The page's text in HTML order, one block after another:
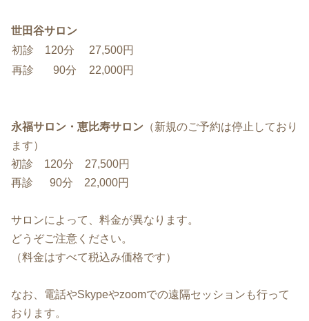
世田谷サロン
初診 120分
27,500円
再診 90分
22,000円
永福サロン・恵比寿サロン （新規のご予約は停止しており
ます）
初診 120分 27,500円
再診 90分 22,000円
サロンによって、料金が異なります。
どうぞご注意ください。
（料金はすべて税込み価格です）
なお、電話やSkypeやzoomでの遠隔セッションも行って
おります。